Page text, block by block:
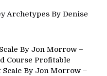
Archetypes By Denise
By Jon Morrow –
Course Profitable
Scale By Jon Morrow –